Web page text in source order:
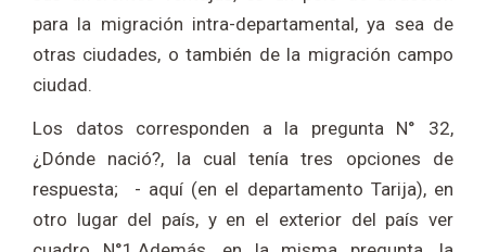
para la migración intra-departamental, ya sea de
otras ciudades, o también de la migración campo
ciudad.
Los datos corresponden a la pregunta N° 32,
¿Dónde nació?, la cual tenía tres opciones de
respuesta; - aquí (en el departamento Tarija), en
otro lugar del país, y en el exterior del país ver